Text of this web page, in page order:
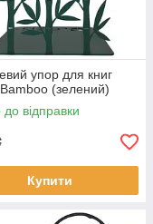
упор для книг
(зелений)
до відправки
Купити